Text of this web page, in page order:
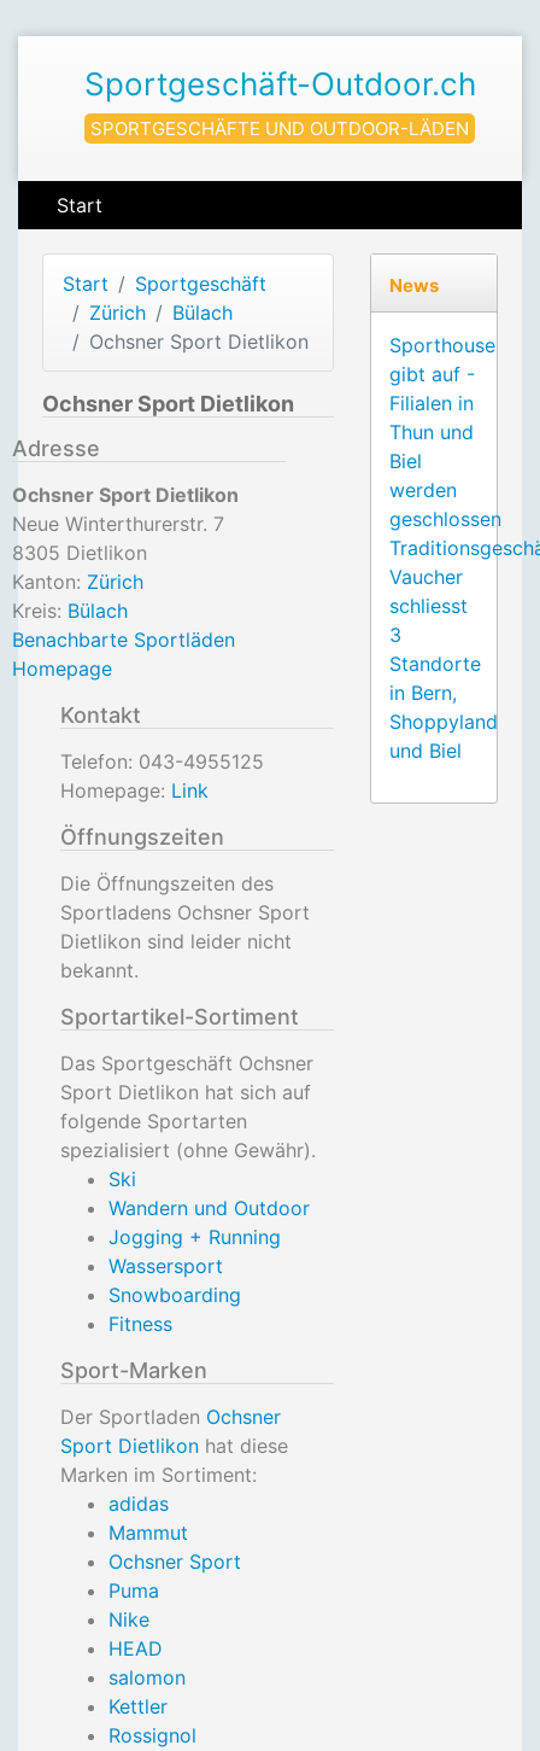
Sportgeschäft-Outdoor.ch
SPORTGESCHÄFTE UND OUTDOOR-LÄDEN
Start
Start
Sportgeschäft
Zürich
Bülach
Ochsner Sport Dietlikon
Ochsner Sport Dietlikon
Adresse
Ochsner Sport Dietlikon
Neue Winterthurerstr. 7
8305 Dietlikon
Kanton: Zürich
Kreis: Bülach
Benachbarte Sportläden
Homepage
Kontakt
Telefon: 043-4955125
Homepage: Link
Öffnungszeiten
Die Öffnungszeiten des
Sportladens Ochsner Sport
Dietlikon sind leider nicht
bekannt.
Sportartikel-Sortiment
Das Sportgeschäft Ochsner
Sport Dietlikon hat sich auf
folgende Sportarten
spezialisiert (ohne Gewähr).
Ski
Wandern und Outdoor
Jogging + Running
Wassersport
Snowboarding
Fitness
Sport-Marken
Der Sportladen Ochsner
Sport Dietlikon hat diese
Marken im Sortiment:
adidas
Mammut
Ochsner Sport
Puma
Nike
HEAD
salomon
Kettler
Rossignol
News
Sporthouse
gibt auf -
Filialen in
Thun und
Biel
werden
geschlossen
Vaucher
schliesst
3
Standorte
in Bern,
Shoppyland
und Biel